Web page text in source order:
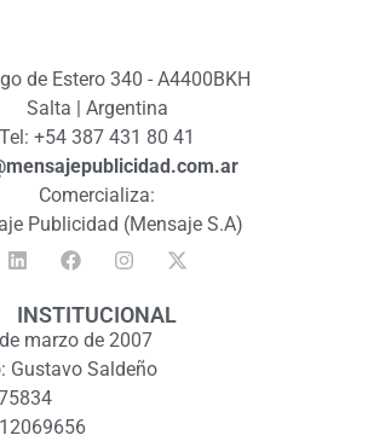
de Estero 340 - A4400BKH
Salta | Argentina
Tel: +54 387 431 80 41
Comercializa:
Publicidad (Mensaje S.A)
INSTITUCIONAL
marzo de 2007
Gustavo Saldeño